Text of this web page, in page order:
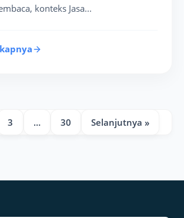
konteks Jasa...
3 … 30 Selanjutnya »